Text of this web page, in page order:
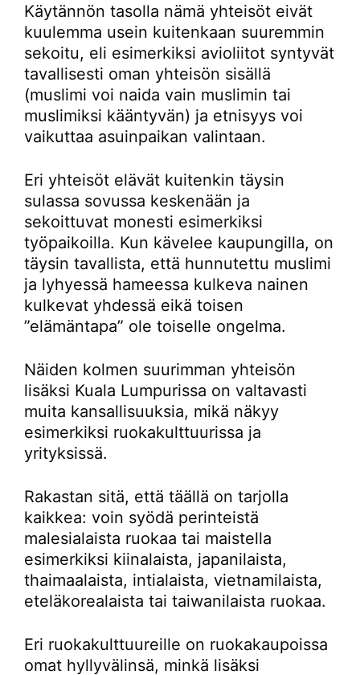
Käytännön tasolla nämä yhteisöt eivät
kuulemma usein kuitenkaan suuremmin
sekoitu, eli esimerkiksi avioliitot syntyvät
tavallisesti oman yhteisön sisällä
(muslimi voi naida vain muslimin tai
muslimiksi kääntyvän) ja etnisyys voi
vaikuttaa asuinpaikan valintaan.
Eri yhteisöt elävät kuitenkin täysin
sulassa sovussa keskenään ja
sekoittuvat monesti esimerkiksi
työpaikoilla. Kun kävelee kaupungilla, on
täysin tavallista, että hunnutettu muslimi
ja lyhyessä hameessa kulkeva nainen
kulkevat yhdessä eikä toisen
”elämäntapa” ole toiselle ongelma.
Näiden kolmen suurimman yhteisön
lisäksi Kuala Lumpurissa on valtavasti
muita kansallisuuksia, mikä näkyy
esimerkiksi ruokakulttuurissa ja
yrityksissä.
Rakastan sitä, että täällä on tarjolla
kaikkea: voin syödä perinteistä
malesialaista ruokaa tai maistella
esimerkiksi kiinalaista, japanilaista,
thaimaalaista, intialaista, vietnamilaista,
eteläkorealaista tai taiwanilaista ruokaa.
Eri ruokakulttuureille on ruokakaupoissa
omat hyllyvälinsä, minkä lisäksi